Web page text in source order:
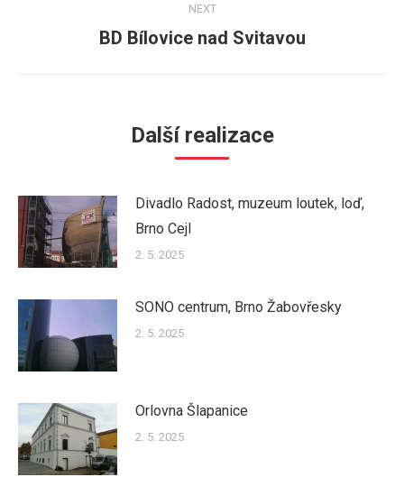
NEXT
Next
BD Bílovice nad Svitavou
Další realizace
Divadlo Radost, muzeum loutek, loď,
Brno Cejl
2. 5. 2025
SONO centrum, Brno Žabovřesky
2. 5. 2025
Orlovna Šlapanice
2. 5. 2025